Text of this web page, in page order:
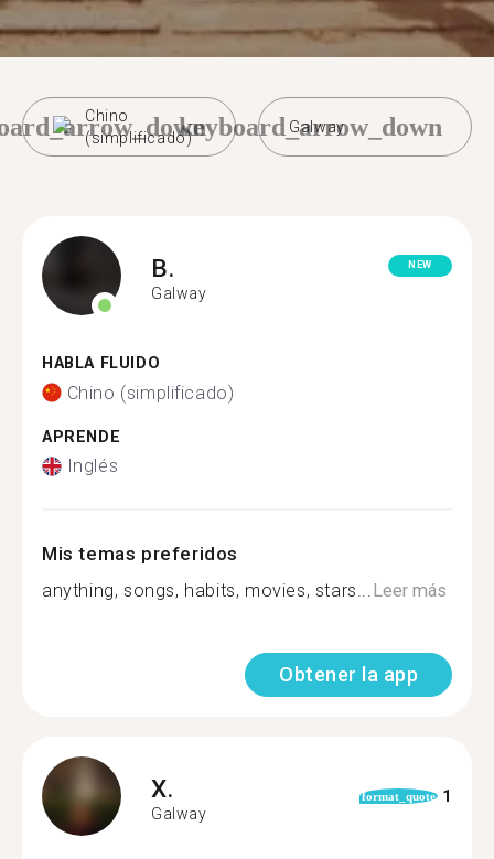
Chino
(simplificado)
Galway
keyboard_arrow_down
B.
Galway
NEW
HABLA FLUIDO
Chino (simplificado)
APRENDE
Inglés
Mis temas preferidos
anything, songs, habits, movies, stars...Leer más
Obtener la app
X.
Galway
format_quote 1